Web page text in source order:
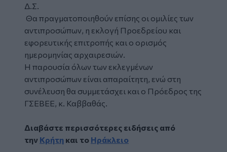
Δ.Σ.
Θα πραγματοποιηθούν επίσης οι ομιλίες των
αντιπροσώπων, η εκλογή Προεδρείου και
εφορευτικής επιτροπής και ο ορισμός
ημερομηνίας αρχαιρεσιών.
Η παρουσία όλων των εκλεγμένων
αντιπροσώπων είναι απαραίτητη, ενώ στη
συνέλευση θα συμμετάσχει και ο Πρόεδρος της
ΓΣΕΒΕΕ, κ. Καββαθάς.
Διαβάστε περισσότερες ειδήσεις από
την Κρήτη και το Ηράκλειο